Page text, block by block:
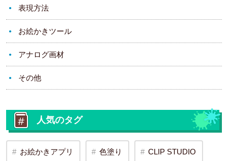
表現方法
お絵かきツール
アナログ画材
その他
人気のタグ
お絵かきアプリ 色塗り CLIP STUDIO